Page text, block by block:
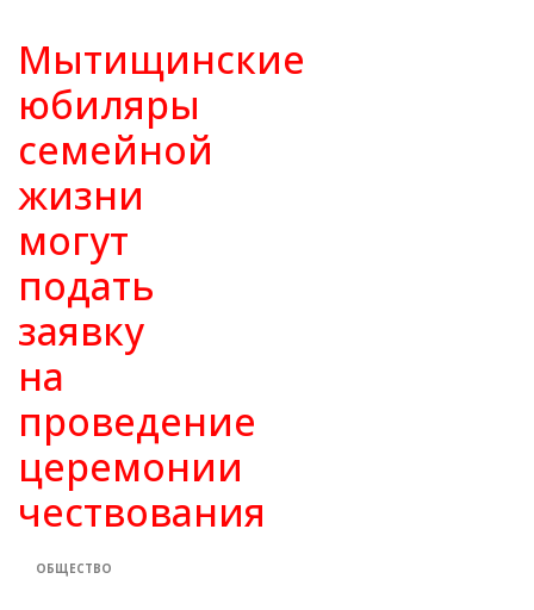
Мытищинские
юбиляры
семейной
жизни
могут
подать
заявку
на
проведение
церемонии
чествования
ОБЩЕСТВО